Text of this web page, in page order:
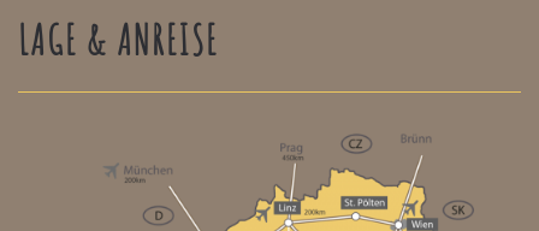
LAGE & ANREISE